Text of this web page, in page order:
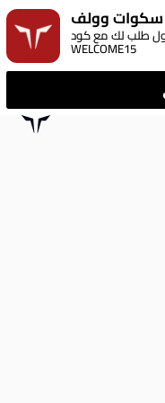
سكوات وولف
15% على أول طلب لك مع كود:
WELCOME15